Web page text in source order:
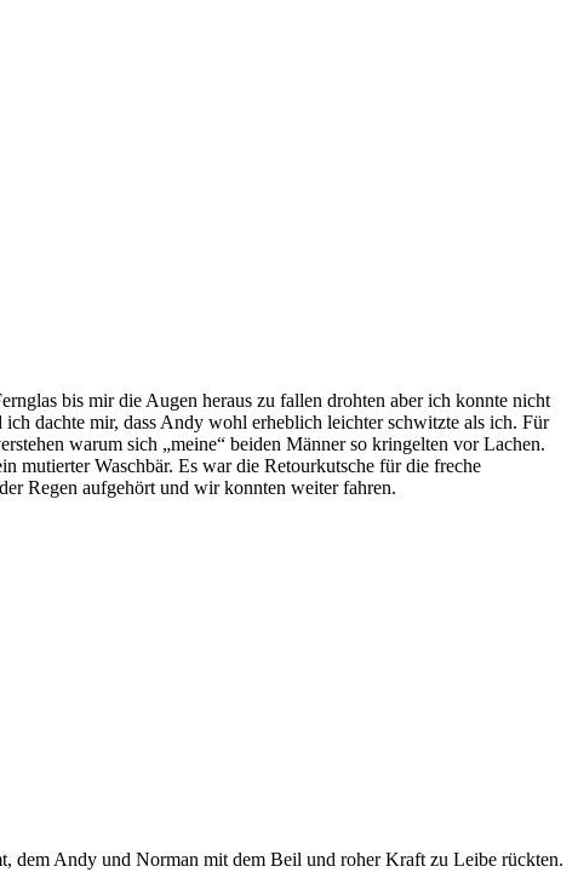
bis mir die Augen heraus zu fallen drohten aber ich konnte nicht
dachte mir, dass Andy wohl erheblich leichter schwitzte als ich. Für
warum sich „meine“ beiden Männer so kringelten vor Lachen.
mutierter Waschbär. Es war die Retourkutsche für die freche
Regen aufgehört und wir konnten weiter fahren.
dem Andy und Norman mit dem Beil und roher Kraft zu Leibe rückten.